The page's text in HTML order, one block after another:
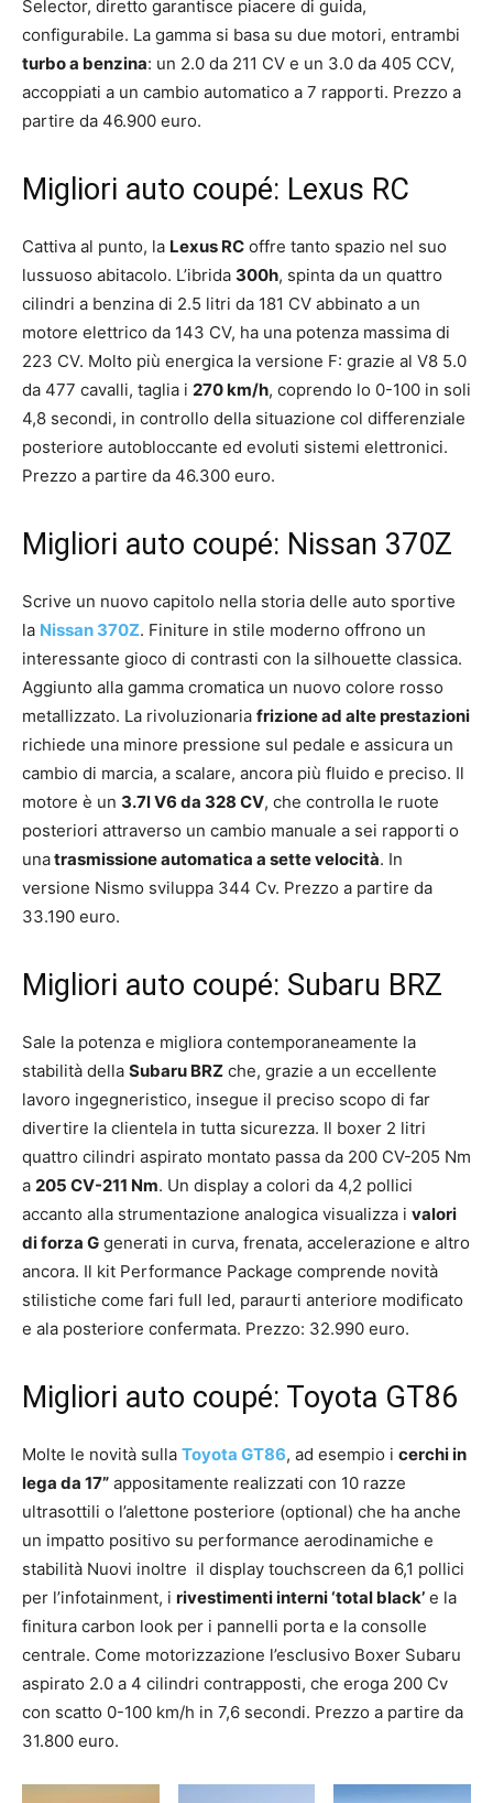
Selector, diretto garantisce piacere di guida,
configurabile. La gamma si basa su due motori, entrambi
turbo a benzina: un 2.0 da 211 CV e un 3.0 da 405 CCV,
accoppiati a un cambio automatico a 7 rapporti. Prezzo a
partire da 46.900 euro.
Migliori auto coupé: Lexus RC
Cattiva al punto, la Lexus RC offre tanto spazio nel suo
lussuoso abitacolo. L’ibrida 300h, spinta da un quattro
cilindri a benzina di 2.5 litri da 181 CV abbinato a un
motore elettrico da 143 CV, ha una potenza massima di
223 CV. Molto più energica la versione F: grazie al V8 5.0
da 477 cavalli, taglia i 270 km/h, coprendo lo 0-100 in soli
4,8 secondi, in controllo della situazione col differenziale
posteriore autobloccante ed evoluti sistemi elettronici.
Prezzo a partire da 46.300 euro.
Migliori auto coupé: Nissan 370Z
Scrive un nuovo capitolo nella storia delle auto sportive
la Nissan 370Z. Finiture in stile moderno offrono un
interessante gioco di contrasti con la silhouette classica.
Aggiunto alla gamma cromatica un nuovo colore rosso
metallizzato. La rivoluzionaria frizione ad alte prestazioni
richiede una minore pressione sul pedale e assicura un
cambio di marcia, a scalare, ancora più fluido e preciso. Il
motore è un 3.7l V6 da 328 CV, che controlla le ruote
posteriori attraverso un cambio manuale a sei rapporti o
unatrasmissione automatica a sette velocità. In
versione Nismo sviluppa 344 Cv. Prezzo a partire da
33.190 euro.
Migliori auto coupé: Subaru BRZ
Sale la potenza e migliora contemporaneamente la
stabilità della Subaru BRZ che, grazie a un eccellente
lavoro ingegneristico, insegue il preciso scopo di far
divertire la clientela in tutta sicurezza. Il boxer 2 litri
quattro cilindri aspirato montato passa da 200 CV-205 Nm
a 205 CV-211 Nm. Un display a colori da 4,2 pollici
accanto alla strumentazione analogica visualizza i valori
di forza G generati in curva, frenata, accelerazione e altro
ancora. Il kit Performance Package comprende novità
stilistiche come fari full led, paraurti anteriore modificato
e ala posteriore confermata. Prezzo: 32.990 euro.
Migliori auto coupé: Toyota GT86
Molte le novità sulla Toyota GT86, ad esempio i cerchi in
lega da 17” appositamente realizzati con 10 razze
ultrasottili o l’alettone posteriore (optional) che ha anche
un impatto positivo su performance aerodinamiche e
stabilità Nuovi inoltre il display touchscreen da 6,1 pollici
per l’infotainment, i rivestimenti interni ‘total black’ e la
finitura carbon look per i pannelli porta e la consolle
centrale. Come motorizzazione l’esclusivo Boxer Subaru
aspirato 2.0 a 4 cilindri contrapposti, che eroga 200 Cv
con scatto 0-100 km/h in 7,6 secondi. Prezzo a partire da
31.800 euro.